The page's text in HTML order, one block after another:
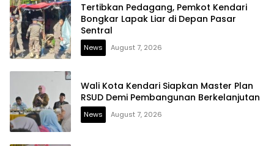
Tertibkan Pedagang, Pemkot Kendari
Bongkar Lapak Liar di Depan Pasar
Sentral
News August 7, 2026
Wali Kota Kendari Siapkan Master Plan
RSUD Demi Pembangunan Berkelanjutan
News August 7, 2026